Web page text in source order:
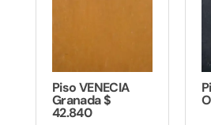
Piso VENECIA
Granada $
42.840